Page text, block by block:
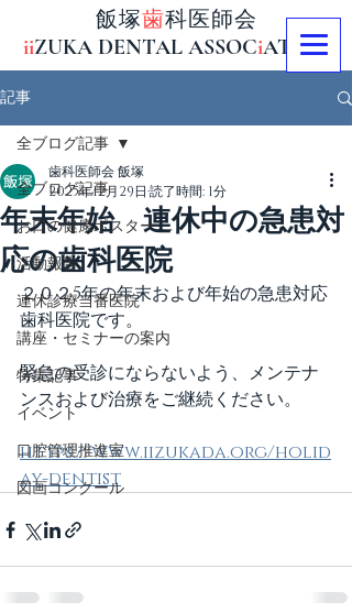
飯塚歯科医師会
iiZUKA DENTAL ASSOCiAT ON
記事
全ブログ記事
お口の健康ポスター
活動報告
連休診療当番医院
講座・セミナーの案内
特集記事
イベント
口腔管理推進室
図画コンクール
全ブログ記事
年末年始 連休中の急患対
応の歯科医院
歯科医師会 飯塚
2025年12月29日 読了時間: 1分
２０２5年の年末および年始の急患対応
歯科医院です。
緊急の受診にならないよう、メンテナ
ンスおよび治療をご継続ください。
https://www.iizukada.org/holid
ay-dentist